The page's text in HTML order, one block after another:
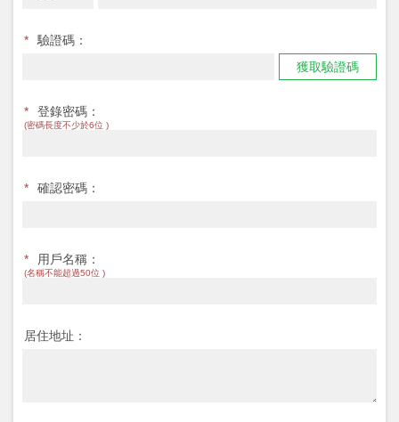
*
驗證碼：
獲取驗證碼
* 登錄密碼：
(密碼長度不少於6位 )
* 確認密碼：
* 用戶名稱：
(名稱不能超過50位 )
居住地址：